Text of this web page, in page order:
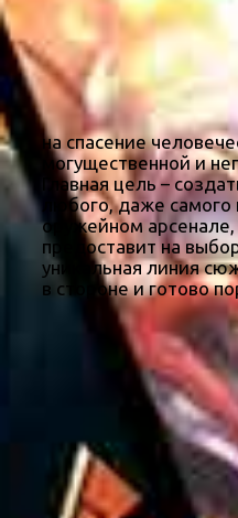
на спасение
могущественной и
Главная цель –
любого, даже
оружейном арсенале,
предоставит на
уникальная линия
в стороне и готово